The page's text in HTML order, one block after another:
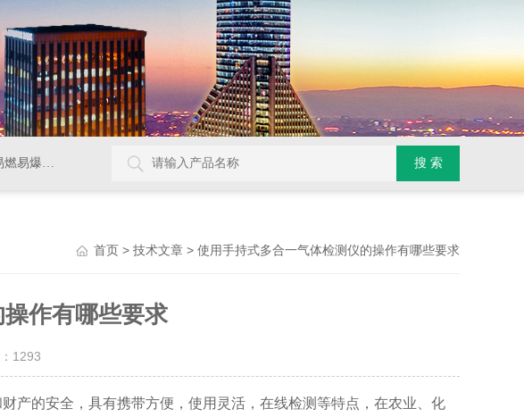
质分析仪
首页 > 技术文章 > 使用手持式多合一气体检测仪的操作有哪些要求
作有哪些要求
1293
产的安全，具有携带方便，使用灵活，在线检测等特点，在农业、化